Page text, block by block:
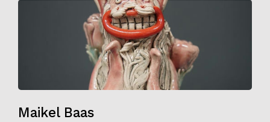
Maikel Baas